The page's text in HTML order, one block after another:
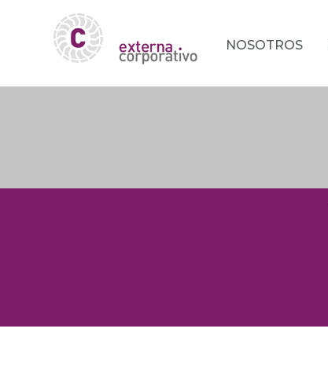
NOSOTROS